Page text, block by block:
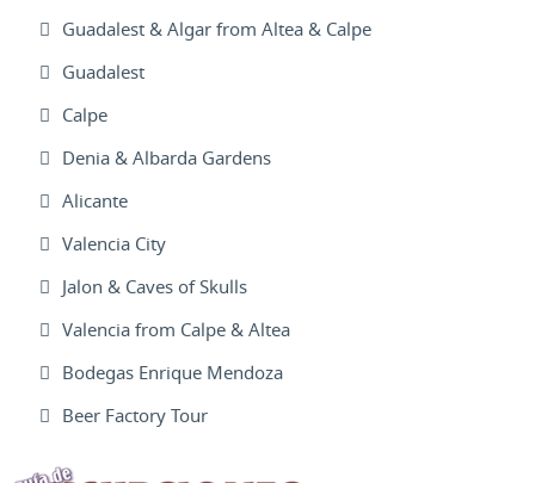
Guadalest & Algar from Altea & Calpe
Guadalest
Calpe
Denia & Albarda Gardens
Alicante
Valencia City
Jalon & Caves of Skulls
Valencia from Calpe & Altea
Bodegas Enrique Mendoza
Beer Factory Tour